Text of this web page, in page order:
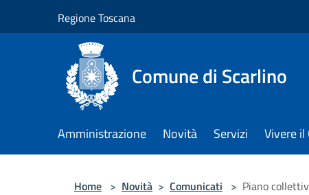
Regione Toscana
Comune di Scarlino
Amministrazione Novità Servizi Vivere
Home > Novità > Comunicati > Piano